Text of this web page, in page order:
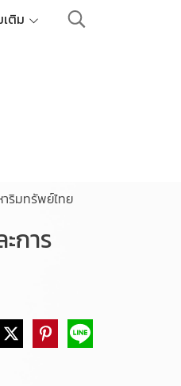
เติม
ริมทรัพย์ไทย
การ